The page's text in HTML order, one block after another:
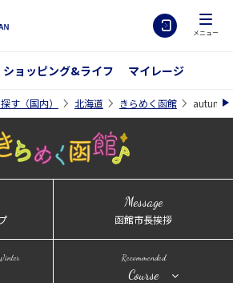
メニュー
ショッピング&ライフ マイレージ
す（国内） 北海道 きらめく函館 autumn
Message
函館市長挨拶
Recommended
Course